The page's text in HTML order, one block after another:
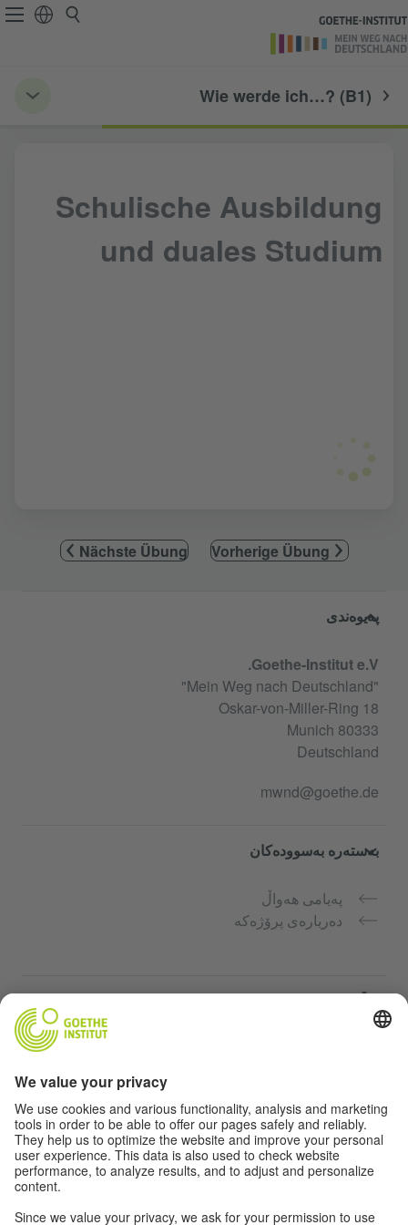
Wie werde ich…? (B1)
Schulische Ausbildung
und duales Studium
Vorherige Übung
Nächste Übung
Service- und Informationsbereich
پەیوەندی
Goethe-Institut e.V.
"Mein Weg nach Deutschland"
Oskar-von-Miller-Ring 18
80333 Munich
Deutschland
mwnd@goethe.de
بەستەرە بەسوودەکان
پەیامی هەواڵ
دەربارەی پرۆژەکە
ماڵپەڕە زیاتر
پۆرتاڵی مامۆستا "Deutschstunde"